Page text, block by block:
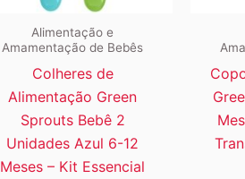
Alimentação e
Amamentação de Bebês
Colheres de
Alimentação Green
Sprouts Bebê 2
Unidades Azul 6-12
Meses – Kit Essencial